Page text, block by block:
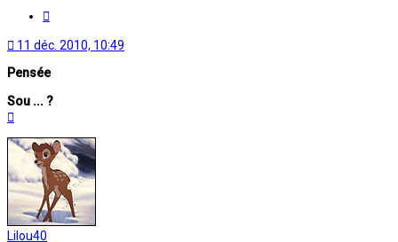
11 déc. 2010, 10:49
Pensée
Sou ... ?
Lilou40